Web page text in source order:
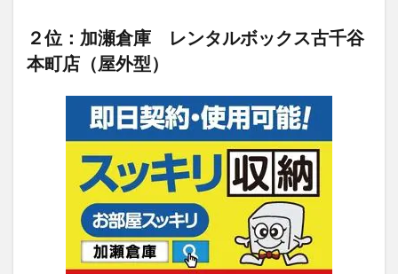
２位：加瀬倉庫 レンタルボックス古千谷
本町店（屋外型）